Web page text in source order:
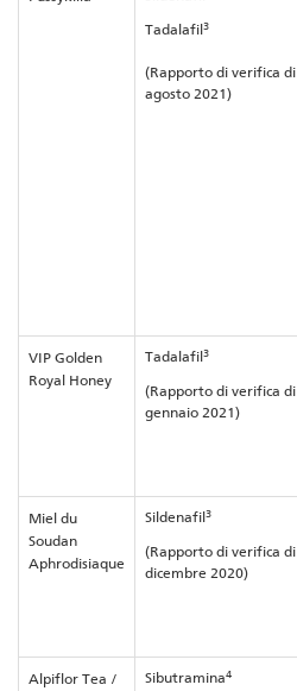
Tadalafil3
(Rapporto di verifica di
agosto 2021)
VIP Golden
Royal Honey
Tadalafil3
(Rapporto di verifica di
gennaio 2021)
Miel du
Soudan
Aphrodisiaque
Sildenafil3
(Rapporto di verifica di
dicembre 2020)
Alpiflor Tea /
Sibutramina4